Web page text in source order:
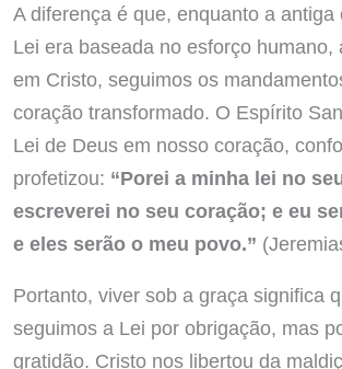
A diferença é que, enquanto a antiga
Lei era baseada no esforço humano,
em Cristo, seguimos os
coração transformado. O Espírito
Lei de Deus em nosso coração,
profetizou: “Porei a minha lei no
escreverei no seu coração; e eu
e eles serão o meu povo.”
Portanto, viver sob a graça significa
seguimos a Lei por obrigação, mas
gratidão. Cristo nos libertou da